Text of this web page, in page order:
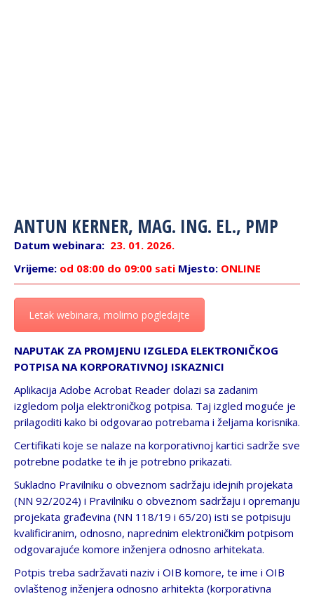
ANTUN KERNER, MAG. ING. EL., PMP
Datum webinara: 23. 01. 2026.
Vrijeme: od 08:00 do 09:00 sati Mjesto: ONLINE
Letak webinara, molimo pogledajte
NAPUTAK ZA PROMJENU IZGLEDA ELEKTRONIČKOG
POTPISA NA KORPORATIVNOJ ISKAZNICI
Aplikacija Adobe Acrobat Reader dolazi sa zadanim
izgledom polja elektroničkog potpisa. Taj izgled moguće je
prilagoditi kako bi odgovarao potrebama i željama korisnika.
Certifikati koje se nalaze na korporativnoj kartici sadrže sve
potrebne podatke te ih je potrebno prikazati.
Sukladno Pravilniku o obveznom sadržaju idejnih projekata
(NN 92/2024) i Pravilniku o obveznom sadržaju i opremanju
projekata građevina (NN 118/19 i 65/20) isti se potpisuju
kvalificiranim, odnosno, naprednim elektroničkim potpisom
odgovarajuće komore inženjera odnosno arhitekata.
Potpis treba sadržavati naziv i OIB komore, te ime i OIB
ovlaštenog inženjera odnosno arhitekta (korporativna